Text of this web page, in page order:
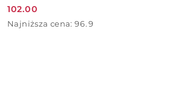
Cena
promocyjna:
102.00
Najniższa
Najniższa cena: 96.9